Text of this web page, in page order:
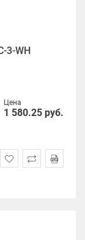
3-WH
Цена
1 580.25 руб.